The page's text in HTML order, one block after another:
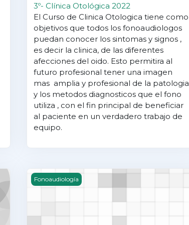
3º- Clínica Otológica 2022
El Curso de Clinica Otologica tiene como
objetivos que todos los fonoaudiologos
puedan conocer los sintomas y signos ,
es decir la clinica, de las diferentes
afecciones del oido. Esto permitira al
futuro profesional tener una imagen
mas amplia y profesional de la patologia
y los metodos diagnosticos que el fono
utiliza , con el fin principal de beneficiar
al paciente en un verdadero trabajo de
equipo.
3º- Odontoestomatología 2022
Fonoaudiología